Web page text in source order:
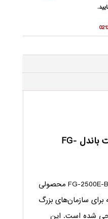
خرید فایروال فورتی گیت باندل FG-
فایروال فورتی‌گیت مدل FG-2500E-BDL محصولی
سازمان‌های بزرگ
شده است. این